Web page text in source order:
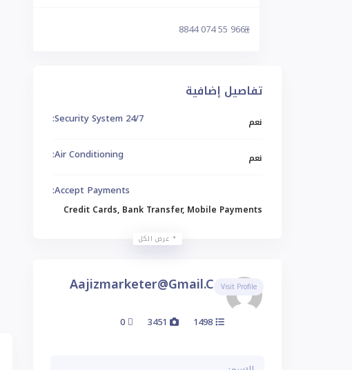
+966 55 074 8844
تفاصيل إضافية
24/7 Security System: نعم
Air Conditioning: نعم
Accept Payments:
Credit Cards, Bank Transfer, Mobile Payments
عرض الكل
Aajizmarketer@gmail.comVisit Profile